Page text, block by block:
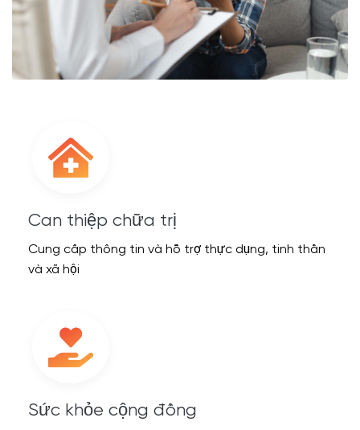
Can thiệp chữa trị
Cung cấp thông tin và hỗ trợ thực dụng, tinh thần
và xã hội
Sức khỏe cộng đồng